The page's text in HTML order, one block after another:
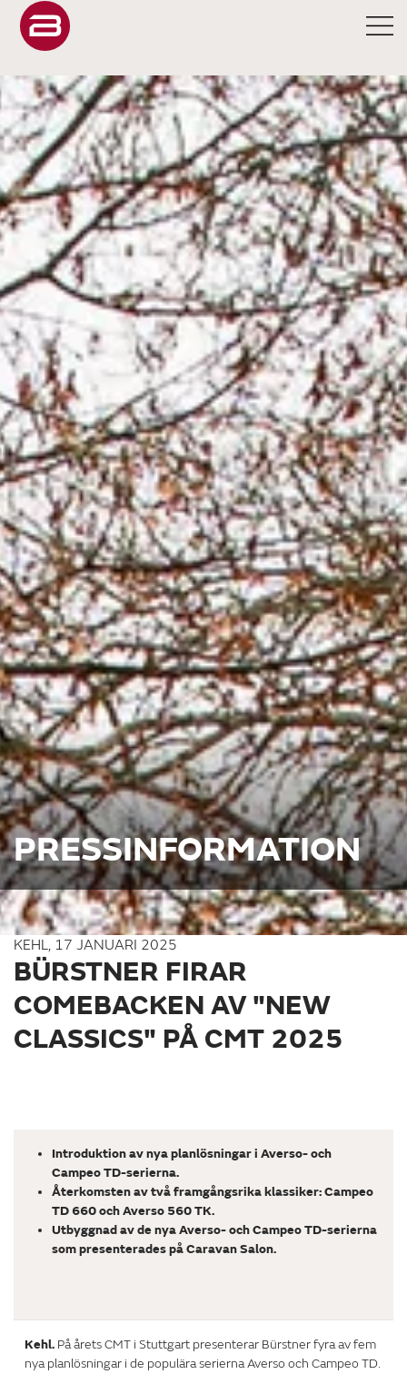
PRESSINFORMATION
KEHL, 17 JANUARI 2025
BÜRSTNER FIRAR
COMEBACKEN AV "NEW
CLASSICS" PÅ CMT 2025
Introduktion av nya planlösningar i Averso- och
Campeo TD-serierna.
Återkomsten av två framgångsrika klassiker: Campeo
TD 660 och Averso 560 TK.
Utbyggnad av de nya Averso- och Campeo TD-serierna
som presenterades på Caravan Salon.
Kehl. På årets CMT i Stuttgart presenterar Bürstner fyra av fem
nya planlösningar i de populära serierna Averso och Campeo TD.